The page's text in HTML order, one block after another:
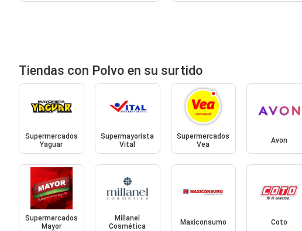
Tiendas con Polvo en su surtido
Supermercados
Yaguar
Supermayorista
Vital
Supermercados
Vea
Avon
Supermercados
Mayor
Millanel
Cosmética
Maxiconsumo Coto